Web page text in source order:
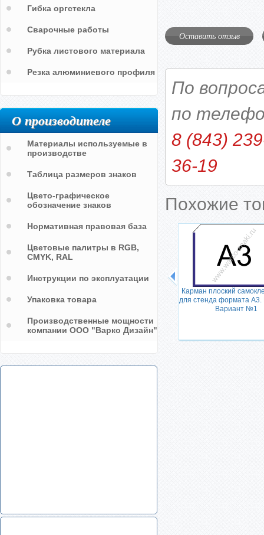
Оставить отзыв
По
по
8 (843)
36-19
Похожие
Карман плоский
для стенда формата А3.
Вариант №1
Гибка оргстекла
Сварочные работы
Рубка листового материала
Резка алюминиевого профиля
О производителе
Материалы используемые в
производстве
Таблица размеров знаков
Цвето-графическое
обозначение знаков
Нормативная правовая база
Цветовые палитры в RGB,
CMYK, RAL
Инструкции по эксплуатации
Упаковка товара
Производственные мощности
компании ООО "Варко Дизайн"